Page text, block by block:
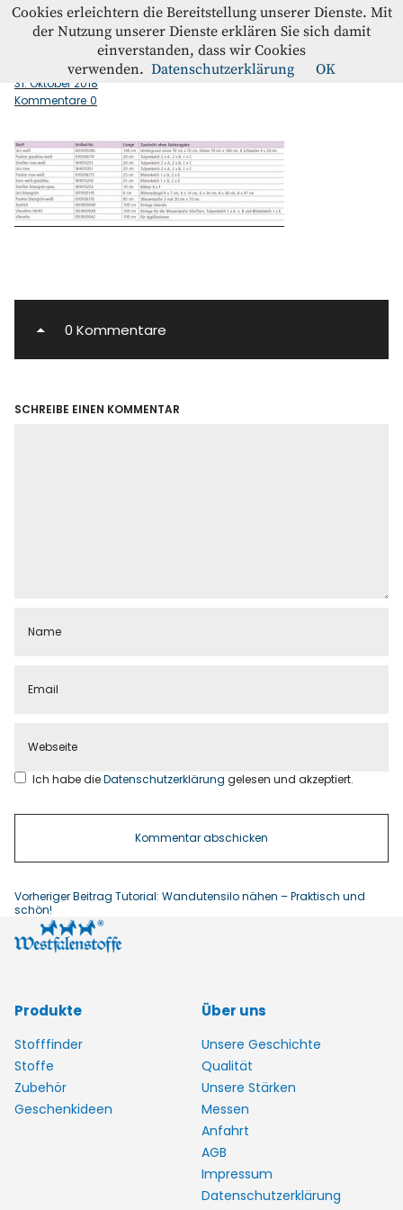
Westfalenstoffe-Blog
Kontakt
Zuschnitt
31. Oktober 2018
Kommentare 0
0 Kommentare
SCHREIBE EINEN KOMMENTAR
Ich habe dieDatenschutzerklärunggelesen und akzeptiert.
Vorheriger Beitrag Tutorial: Wandutensilo nähen – Praktisch und
schön!
Produkte
Stofffinder
Stoffe
Zubehör
Geschenkideen
Über uns
Unsere Geschichte
Qualität
Unsere Stärken
Messen
Anfahrt
AGB
Impressum
Datenschutzerklärung
Cookies erleichtern die Bereitstellung unserer Dienste. Mit
der Nutzung unserer Dienste erklären Sie sich damit
einverstanden, dass wir Cookies
verwenden. Datenschutzerklärung OK